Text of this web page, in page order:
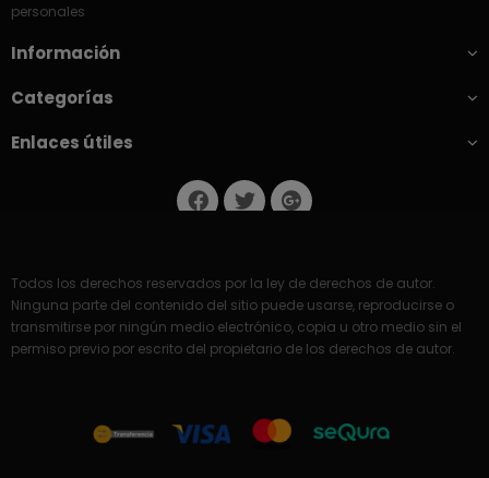
personales
Información
Categorías
Enlaces útiles
Todos los derechos reservados por la ley de derechos de autor.
Ninguna parte del contenido del sitio puede usarse, reproducirse o
transmitirse por ningún medio electrónico, copia u otro medio sin el
permiso previo por escrito del propietario de los derechos de autor.